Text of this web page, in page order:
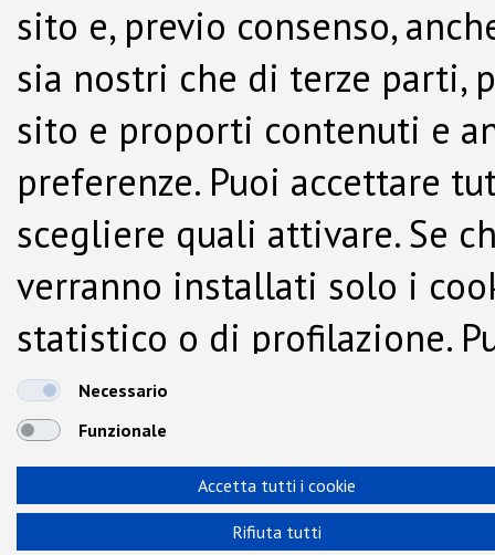
sito e, previo consenso,
sia nostri che di terze parti,
sito e proporti contenuti e
preferenze. Puoi accettare
scegliere quali attivare. Se
verranno installati solo i
statistico o di profilazione.
dalla Cookie Policy.
Necessario
Funzionale
Accetta tutti i cookie
Rifiuta tutti